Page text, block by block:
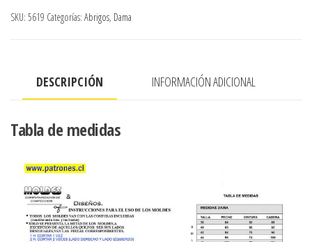
n
SKU: 5619 Categorías: Abrigos, Dama
DESCRIPCIÓN INFORMACIÓN ADICIONAL
Tabla de medidas